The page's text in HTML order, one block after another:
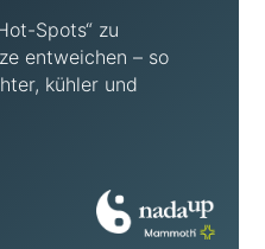
Spots“ zu
entweichen – so
kühler und